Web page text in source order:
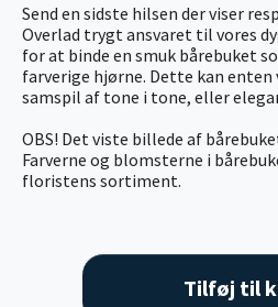
Send en sidste hilsen der viser
Overlad trygt ansvaret til vores
for at binde en smuk bårebuket
farverige hjørne. Dette kan
samspil af tone i tone, eller
OBS! Det viste billede af
Farverne og blomsterne i
floristens sortiment.
Tilføj til